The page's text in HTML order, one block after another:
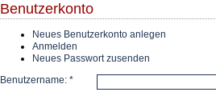
Benutzerkonto
Neues Benutzerkonto anlegen
Anmelden
Neues Passwort zusenden
Benutzername: *